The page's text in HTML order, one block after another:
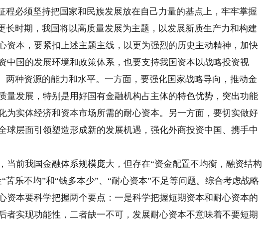
必须坚持把国家和民族发展放在自己力量的基点上，牢牢掌握
长时期，我国将以高质量发展为主题，以发展新质生产力和构建
资本，要紧扣上述主题主线，以更为强烈的历史主动精神，加快
中国的发展环境和政策体系，也要支持我国资本以战略投资视
两种资源的能力和水平。一方面，要强化国家战略导向，推动金
量发展，特别是用好国有金融机构占主体的特色优势，突出功能
为实体经济和资本市场所需的耐心资本。另一方面，要切实做好
球层面引领塑造形成新的发展机遇，强化外商投资中国、携手中
前我国金融体系规模庞大，但存在“资金配置不均衡，融资结构
苦乐不均”和“钱多本少”、“耐心资本”不足等问题。综合考虑战略
资本要科学把握两个要点：一是科学把握短期资本和耐心资本的
者实现功能性，二者缺一不可，发展耐心资本不意味着不要短期